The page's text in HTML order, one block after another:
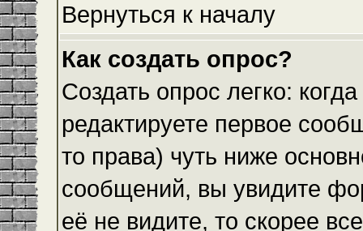
Вернуться к началу
Как создать опрос?
Создать опрос легко:
редактируете первое
то права) чуть ниже
сообщений, вы увидите
её не видите, то скорее